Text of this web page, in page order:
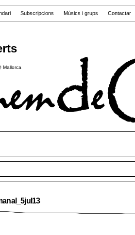
Mallorca
Subscripcions Músics i grups Contactar